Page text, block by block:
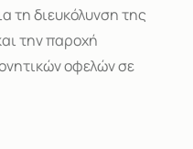
τη διευκόλυνση της
την παροχή
οφελών σε